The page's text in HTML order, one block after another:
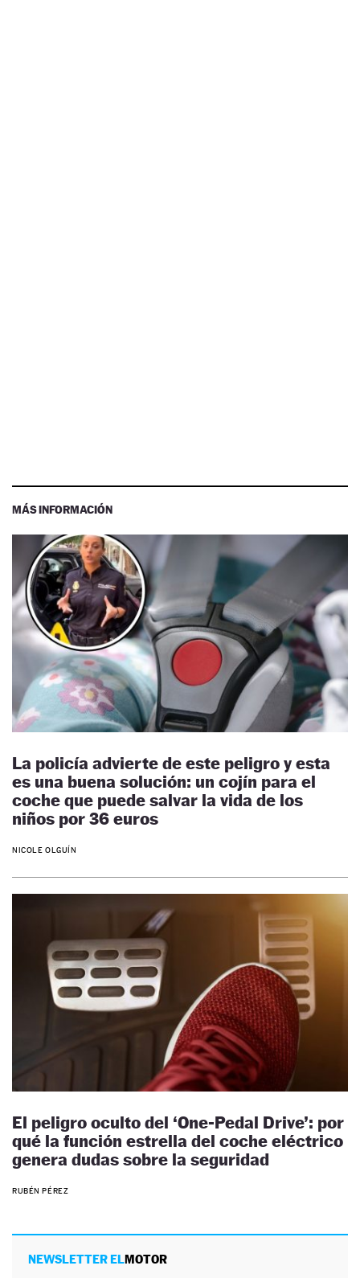
MÁS INFORMACIÓN
La policía advierte de este peligro y esta
es una buena solución: un cojín para el
coche que puede salvar la vida de los
niños por 36 euros
NICOLE OLGUÍN
El peligro oculto del ‘One-Pedal Drive’: por
qué la función estrella del coche eléctrico
genera dudas sobre la seguridad
RUBÉN PÉREZ
NEWSLETTER ELMOTOR